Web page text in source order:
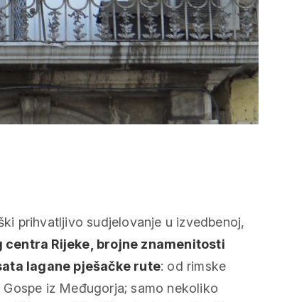
prihvatljivo sudjelovanje u izvedbenoj,
centra Rijeke, brojne znamenitosti
lagane pješačke rute: od rimske
iz Međugorja; samo nekoliko